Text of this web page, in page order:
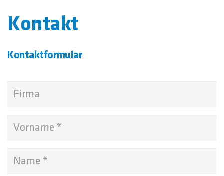
Kontakt
Kontaktformular